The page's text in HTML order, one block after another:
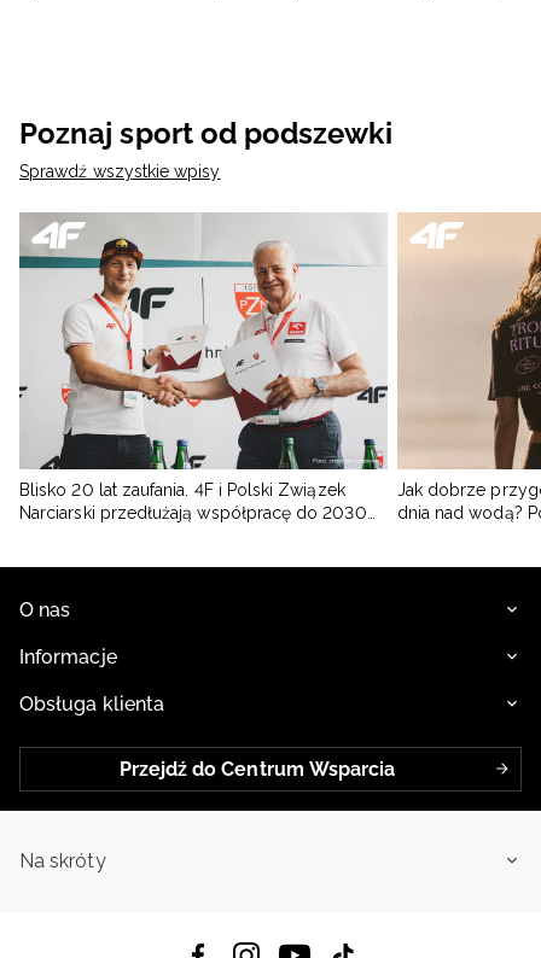
Poznaj sport od podszewki
Sprawdź wszystkie wpisy
Blisko 20 lat zaufania. 4F i Polski Związek
Narciarski przedłużają współpracę do 2030
Jak dobrze
dnia nad wodą?
O nas
Informacje
Obsługa klienta
Przejdź do Centrum Wsparcia
Na skróty